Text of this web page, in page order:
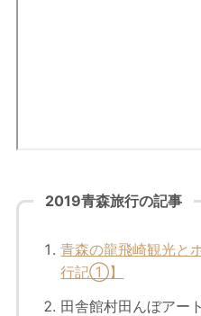
2019青森旅行の記事
青森の龍飛崎観光と
行記①】
田舎館村田んぼアー